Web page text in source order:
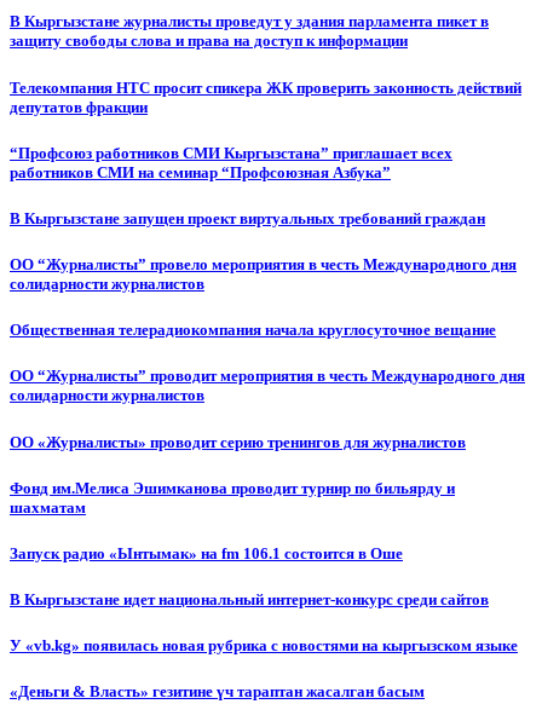
В Кыргызстане журналисты проведут у здания парламента пикет в
защиту свободы слова и права на доступ к информации
Телекомпания НТС просит спикера ЖК проверить законность действий
депутатов фракции
“Профсоюз работников СМИ Кыргызстана” приглашает всех
работников СМИ на семинар “Профсоюзная Азбука”
В Кыргызстане запущен проект виртуальных требований граждан
ОО “Журналисты” провело мероприятия в честь Международного дня
солидарности журналистов
Общественная телерадиокомпания начала круглосуточное вещание
ОО “Журналисты” проводит мероприятия в честь Международного дня
солидарности журналистов
ОО «Журналисты» проводит серию тренингов для журналистов
Фонд им.Мелиса Эшимканова проводит турнир по бильярду и
шахматам
Запуск радио «Ынтымак» на fm 106.1 состоится в Оше
В Кыргызстане идет национальный интернет-конкурс среди сайтов
У «vb.kg» появилась новая рубрика с новостями на кыргызском языке
«Деньги & Власть» гезитине үч тараптан жасалган басым